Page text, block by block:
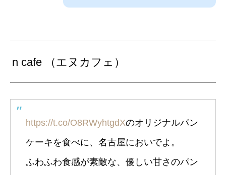
n cafe （エヌカフェ）
https://t.co/O8RWyhtgdXのオリジナルパン
ケーキを食べに、名古屋においでよ。
ふわふわ食感が素敵な、優しい甘さのパン